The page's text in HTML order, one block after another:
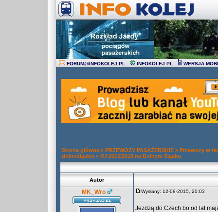
FORUM@INFOKOLEJ.PL INFOKOLEJ.PL WERSJA
Strona główna » PRZEWOZY PASAŻERSKIE » Przewozy w
dolnośląskie » RJ 2015/2016 na Dolnym Śląsku
Autor
MK_Wro Wysłany: 12-09-2015, 20:03
Jeżdżą do Czech bo od lat